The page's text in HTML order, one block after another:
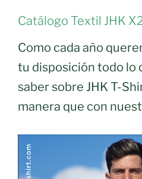
Catálogo Textil JHK
Como cada año
tu disposición todo lo
saber sobre JHK T-
manera que con